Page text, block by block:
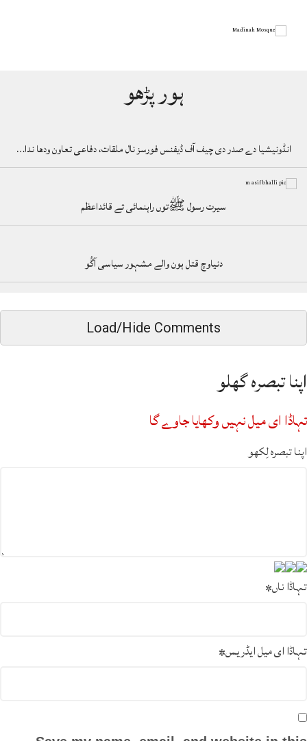
ہور پڑھو
انڈونیشیا دے صدر دی چیف آف ڈیفنس فورسز نال ملقات، دفاعی تعاون ودھا ندا…
سیرت رسول ﷺتوں راہنمائی تے قائداعظم
دنیاوچ قتل ہون والے مشہور سیاسی آگُو
Load/Hide Comments
اپنا تبصرہ گھلو
تہاڈا ای میل نہیں وکھایا جاوے گا
اپنا تبصرہ لِکھو
تہاڈا ناں*
تہاڈا ای میل ایڈریس*